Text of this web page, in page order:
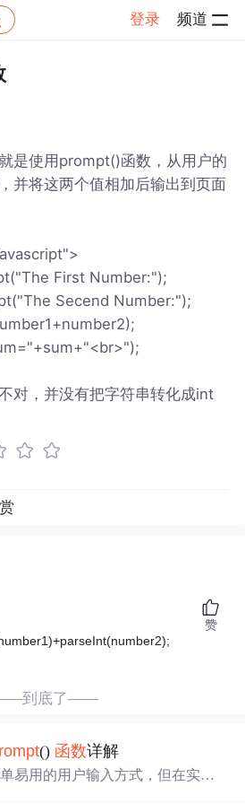
登录 频道
是使用prompt()函数，从用户的
并将这两个值相加后输出到页面
First Number:");
Secend Number:");
对，并没有把字符串转化成int
赞
到底了——
() 函数详解
易用的用户输入方式，但在实际